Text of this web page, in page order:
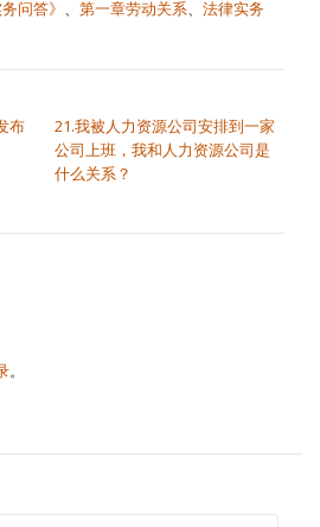
问答》 第一章劳动关系 法律实务
布
21.我被人力资源公司安排到一家
公司上班，我和人力资源公司是
什么关系？
。